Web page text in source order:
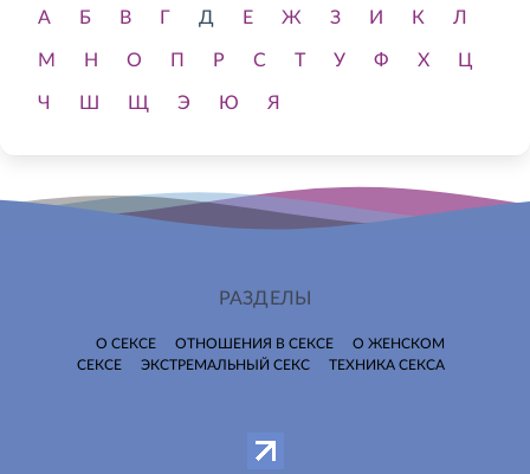
А Б В Г Д Е Ж З И К Л
М Н О П Р С Т У Ф Х Ц
Ч Ш Щ Э Ю Я
РАЗДЕЛЫ
О СЕКСЕ ОТНОШЕНИЯ В СЕКСЕ
О ЖЕНСКОМ
СЕКСЕ
ЭКСТРЕМАЛЬНЫЙ СЕКС ТЕХНИКА СЕКСА